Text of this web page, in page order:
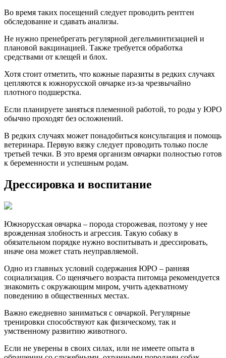
Во время таких посещений следует проводить рентген
обследование и сдавать анализы.
Не нужно пренебрегать регулярной дегельминтизацией и
плановой вакцинацией. Также требуется обработка
средствами от клещей и блох.
Хотя стоит отметить, что кожные паразиты в редких случаях
цепляются к южнорусской овчарке из-за чрезвычайно
плотного подшерстка.
Если планируете заняться племенной работой, то роды у ЮРО
обычно проходят без осложнений.
В редких случаях может понадобиться консультация и помощь
ветеринара. Первую вязку следует проводить только после
третьей течки. В это время организм овчарки полностью готов
к беременности и успешным родам.
Дрессировка и воспитание
Южнорусская овчарка – порода сторожевая, поэтому у нее
врожденная злобность и агрессия. Такую собаку в
обязательном порядке нужно воспитывать и дрессировать,
иначе она может стать неуправляемой.
Одно из главных условий содержания ЮРО – ранняя
социализация. Со щенячьего возраста питомца рекомендуется
знакомить с окружающим миром, учить адекватному
поведению в общественных местах.
Важно ежедневно заниматься с овчаркой. Регулярные
тренировки способствуют как физическому, так и
умственному развитию животного.
Если не уверены в своих силах, или не имеете опыта в